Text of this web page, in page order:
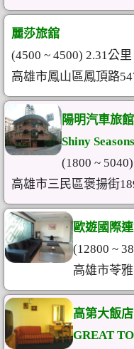
麗莎旅舘
(4500 ~ 4500) 2.31公里
高雄市鳳山區鳳頂路
陽明汽車旅館
Shiny
(1800 ~
高雄市三民區褒揚街
歐遊國際
(12800 ~
高雄市苓
高第大飯店
GREAT